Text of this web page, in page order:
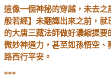
這像一個神秘的穿越，未去
般若經】未翻譯出來之前，
的大唐三藏法師做好濃縮提
微妙神通力，甚至如孫悟空
路西行平安。
***